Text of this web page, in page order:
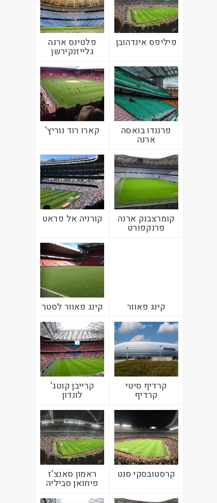
פיליפס אינדהובן פלטינס ארנה
גלייזנקירשן
פרננדו בואסה
ארנה
קארו רוד נוריץ'
קומרצבנק ארנה
פרנקפורט
קורניה אל פראט
קינג פאוור קינג פאוור לסטר
קרדיף סיטי
קרדיף
קרייבן קוטג'
לונדון
קרסטובסקי סנט ראמון סאנצ'ז
פיחואן סביליה